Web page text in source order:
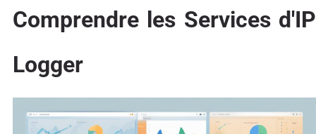
Comprendre les Services d'IP
Logger